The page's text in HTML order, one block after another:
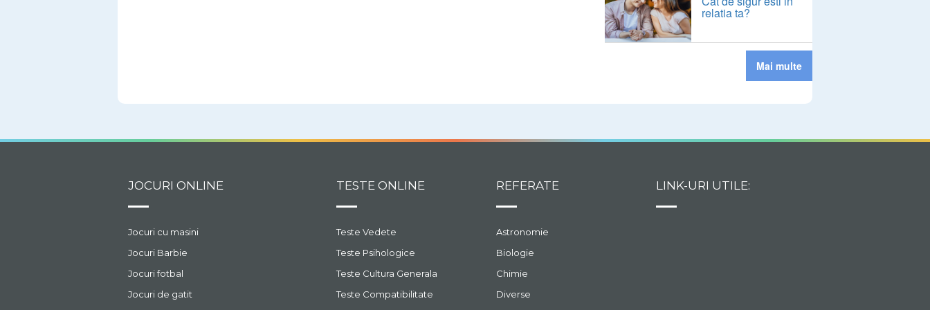
relatia ta?
Mai multe
JOCURI ONLINE
Jocuri cu masini
Jocuri Barbie
Jocuri fotbal
Jocuri de gatit
TESTE ONLINE
Teste Vedete
Teste Psihologice
Teste Cultura Generala
Teste Compatibilitate
REFERATE
Astronomie
Biologie
Chimie
Diverse
LINK-URI UTILE: